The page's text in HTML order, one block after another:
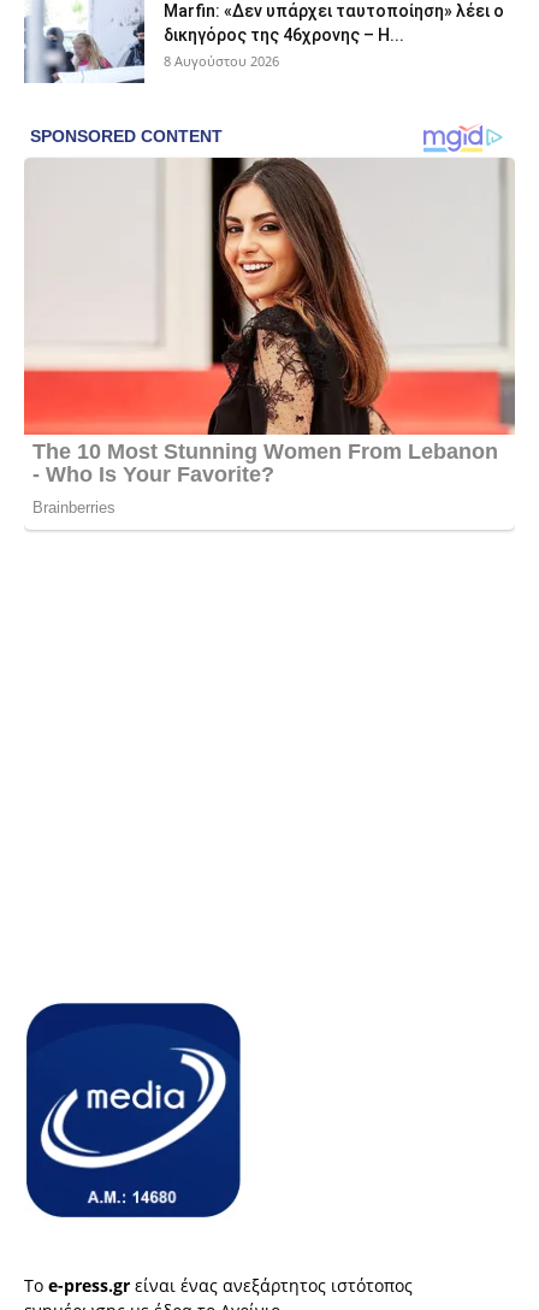
Marfin: «Δεν υπάρχει ταυτοποίηση» λέει ο
δικηγόρος της 46χρονης – Η...
8 Αυγούστου 2026
Το e-press.gr είναι ένας ανεξάρτητος ιστότοπος